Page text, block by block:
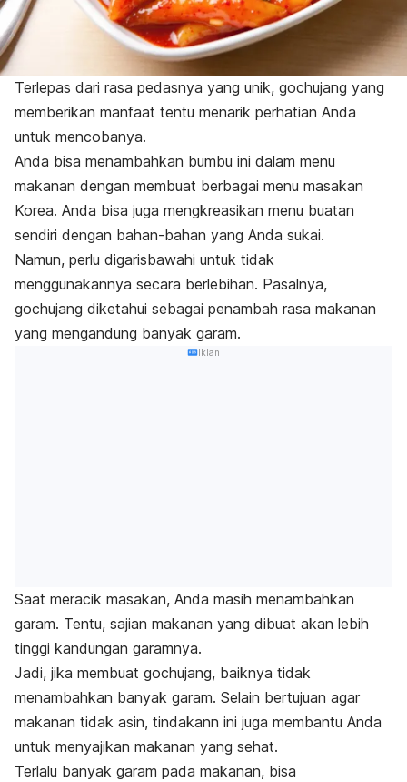
Terlepas dari rasa pedasnya yang unik, gochujang yang
memberikan manfaat tentu menarik perhatian Anda
untuk mencobanya.
Anda bisa menambahkan bumbu ini dalam menu
makanan dengan membuat berbagai menu masakan
Korea. Anda bisa juga mengkreasikan menu buatan
sendiri dengan bahan-bahan yang Anda sukai.
Namun, perlu digarisbawahi untuk tidak
menggunakannya secara berlebihan. Pasalnya,
gochujang diketahui sebagai penambah rasa makanan
yang mengandung banyak garam.
Iklan
Saat meracik masakan, Anda masih menambahkan
garam. Tentu, sajian makanan yang dibuat akan lebih
tinggi kandungan garamnya.
Jadi, jika membuat gochujang, baiknya tidak
menambahkan banyak garam. Selain bertujuan agar
makanan tidak asin, tindakann ini juga membantu Anda
untuk menyajikan makanan yang sehat.
Terlalu banyak garam pada makanan, bisa